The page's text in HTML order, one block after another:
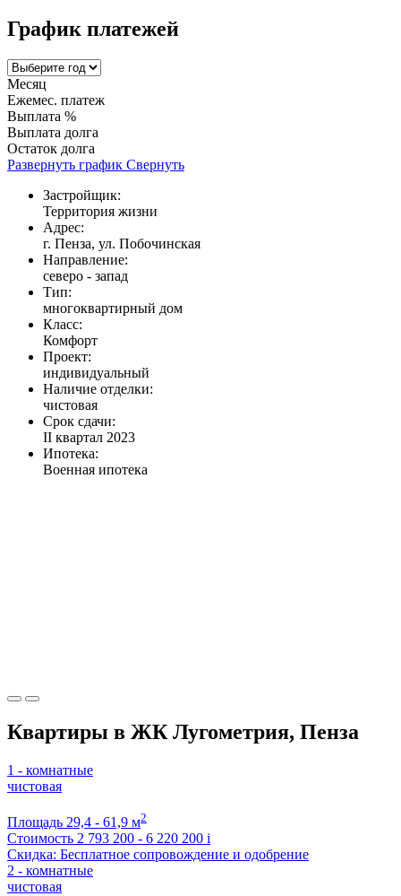
График платежей
Месяц
Ежемес. платеж
Выплата %
Выплата долга
Остаток долга
Развернуть график Свернуть
Застройщик:
Территория жизни
Адрес:
г. Пенза, ул. Побочинская
Направление:
северо - запад
Тип:
многоквартирный дом
Класс:
Комфорт
Проект:
индивидуальный
Наличие отделки:
чистовая
Срок сдачи:
II квартал 2023
Ипотека:
Военная ипотека
Квартиры в ЖК Лугометрия, Пенза
1 - комнатные
чистовая
Площадь 29,4 - 61,9 м2
Стоимость 2 793 200 - 6 220 200 i
Скидка: Бесплатное сопровождение и одобрение
2 - комнатные
чистовая